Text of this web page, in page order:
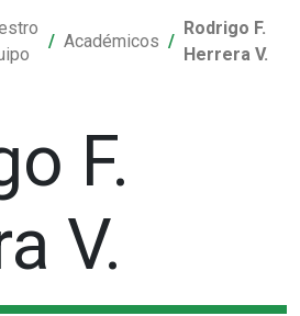
Académicos
Rodrigo F.
Herrera V.
F.
V.